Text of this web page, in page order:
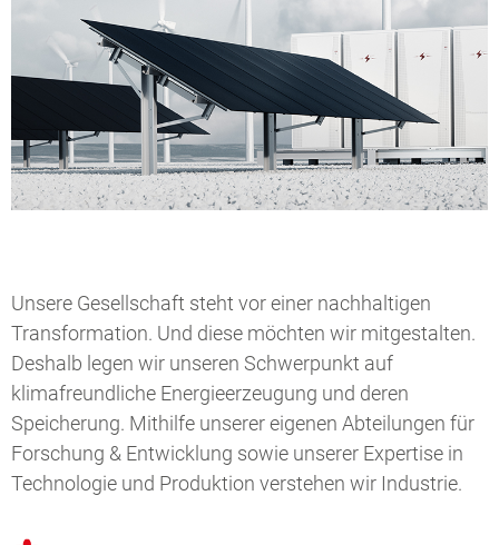
Unsere Gesellschaft steht vor einer nachhaltigen
Transformation. Und diese möchten wir mitgestalten.
Deshalb legen wir unseren Schwerpunkt auf
klimafreundliche Energieerzeugung und deren
Speicherung. Mithilfe unserer eigenen Abteilungen für
Forschung & Entwicklung sowie unserer Expertise in
Technologie und Produktion verstehen wir Industrie.